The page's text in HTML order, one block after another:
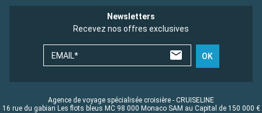
Newsletters
Recevez nos offres exclusives
EMAIL* OK
Agence de voyage spécialisée croisière - CRUISELINE
16 rue du gabian Les flots bleus MC 98 000 Monaco SAM au Capital de 150 000 €